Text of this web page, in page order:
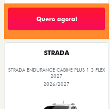
Quero agora!
STRADA
STRADA ENDURANCE CABINE PLUS 1.3 FLEX
2027
2026/2027